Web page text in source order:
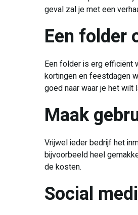
geval zal je met een
Een folder
Een folder is erg efficiënt
kortingen en feestdagen
goed naar waar je het wilt
Maak
Vrijwel ieder bedrijf het
bijvoorbeeld heel
de kosten.
Social